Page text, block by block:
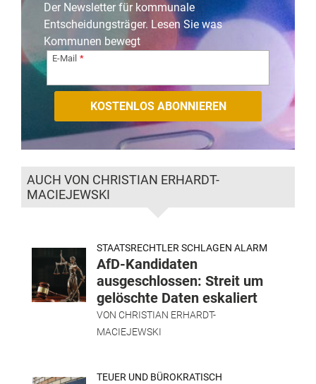
Der Newsletter für kommunale
Entscheidungsträger. Lesen Sie was
Kommunen bewegt
E-Mail
AUCH VON CHRISTIAN ERHARDT-
MACIEJEWSKI
STAATSRECHTLER SCHLAGEN ALARM
AfD-Kandidaten
ausgeschlossen: Streit um
gelöschte Daten eskaliert
VON CHRISTIAN ERHARDT-
MACIEJEWSKI
TEUER UND BÜROKRATISCH